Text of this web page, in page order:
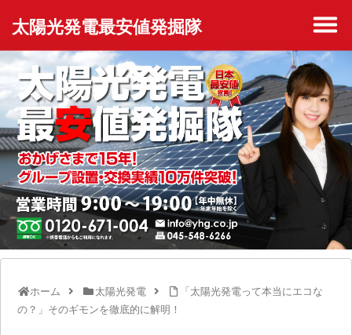
太陽光発電最安値発掘隊
ホーム 太陽光発電
「太陽光発電って本当にエコな
の？」そのギモンを徹底的に解明！